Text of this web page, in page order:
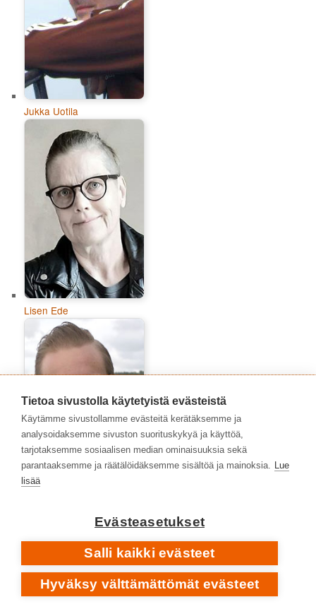
Jukka Uotila
Lisen Ede
Tietoa sivustolla käytetyistä evästeistä
Käytämme sivustollamme evästeitä kerätäksemme ja
analysoidaksemme sivuston suorituskykyä ja käyttöä,
tarjotaksemme sosiaalisen median ominaisuuksia sekä
parantaaksemme ja räätälöidäksemme sisältöä ja mainoksia. Lue
lisää
Evästeasetukset
Salli kaikki evästeet
Hyväksy välttämättömät evästeet